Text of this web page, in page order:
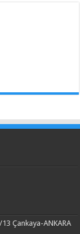
Çankaya-ANKARA